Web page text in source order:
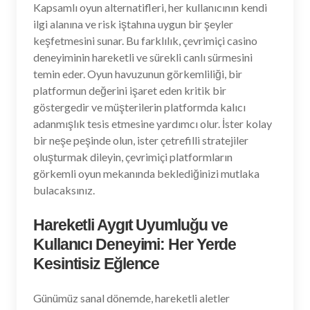
Kapsamlı oyun alternatifleri, her kullanıcının kendi
ilgi alanına ve risk iştahına uygun bir şeyler
keşfetmesini sunar. Bu farklılık, çevrimiçi casino
deneyiminin hareketli ve sürekli canlı sürmesini
temin eder. Oyun havuzunun görkemliliği, bir
platformun değerini işaret eden kritik bir
göstergedir ve müşterilerin platformda kalıcı
adanmışlık tesis etmesine yardımcı olur. İster kolay
bir neşe peşinde olun, ister çetrefilli stratejiler
oluşturmak dileyin, çevrimiçi platformların
görkemli oyun mekanında beklediğinizi mutlaka
bulacaksınız.
Hareketli Aygıt Uyumluğu ve
Kullanıcı Deneyimi: Her Yerde
Kesintisiz Eğlence
Günümüz sanal dönemde, hareketli aletler